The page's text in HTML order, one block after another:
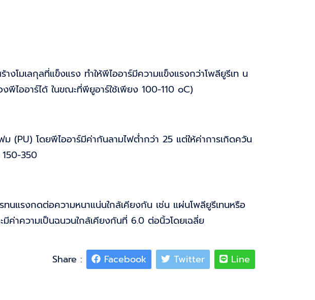
มเลกุลที่แข็งแรง ทำให้พีไออาร์มีความแข็งแรงกว่าโพลียูรีเท น
ไออาร์ได้ ในขณะที่พียูอาร์ใช้เพียง 100-110 oC)
(PU) โดยพีไออาร์มีค่ากันลามไฟต่ำกว่า 25 แต่ให้ค่าการเกิดควัน
350
นแรงกดต่อความหนาแน่นใกล้เคียงกัน เช่น แผ่นโพลียูรีเทนหรือ
าความเป็นฉนวนใกล้เคียงกันที่ 6.0 ต่อนิ้วโดยเฉลี่ย
Share : Facebook Twitter Line